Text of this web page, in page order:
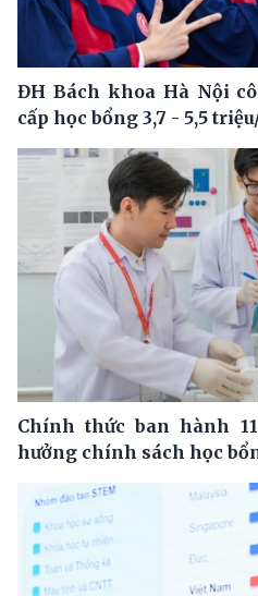
ĐH Bách khoa Hà Nội
cấp học bổng 3,7 - 5,5
Chính thức ban hành
hưởng chính sách học